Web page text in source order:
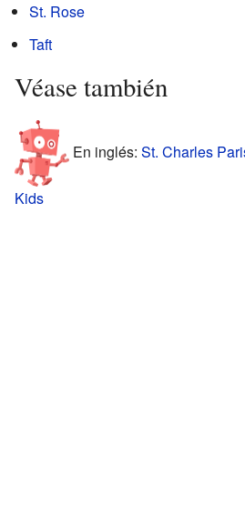
St. Rose
Taft
Véase también
En inglés: St. Charles
Kids